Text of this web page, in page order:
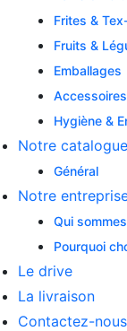
Frites &
Fruits &
Emballages
Accessoires
Hygiène &
Notre catalogue
Général
Notre
Qui
Pourquoi
Le drive
La livraison
Contactez-nous